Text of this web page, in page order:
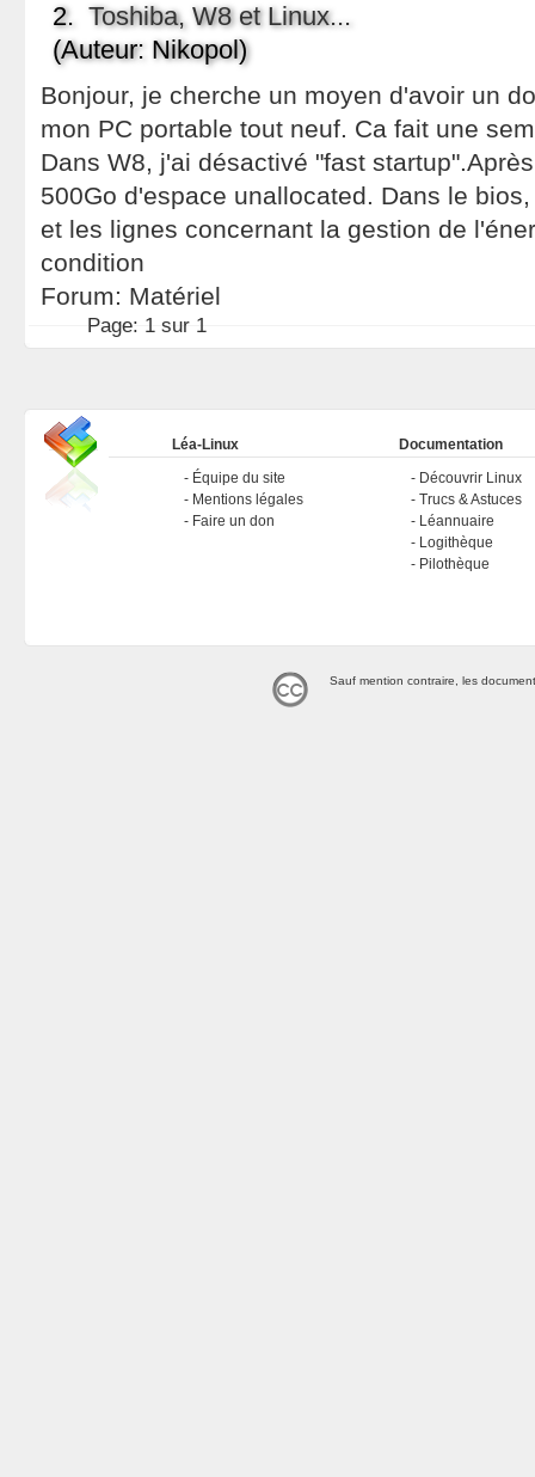
2. Toshiba, W8 et Linux...
(Auteur: Nikopol)
Bonjour, je cherche un moyen d'avoir un
mon PC portable tout neuf. Ca fait une
Dans W8, j'ai désactivé "fast
500Go d'espace unallocated. Dans le
et les lignes concernant la gestion de
condition
Forum: Matériel
Page: 1 sur 1
Léa-Linux
Équipe du site
Mentions légales
Faire un don
Documentation
Découvrir Linux
Trucs & Astuces
Léannuaire
Logithèque
Pilothèque
Sauf mention contraire, les